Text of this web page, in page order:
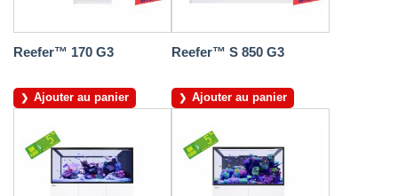
Reefer™ 170 G3
Ajouter au panier
Reefer™ S 850 G3
Ajouter au panier